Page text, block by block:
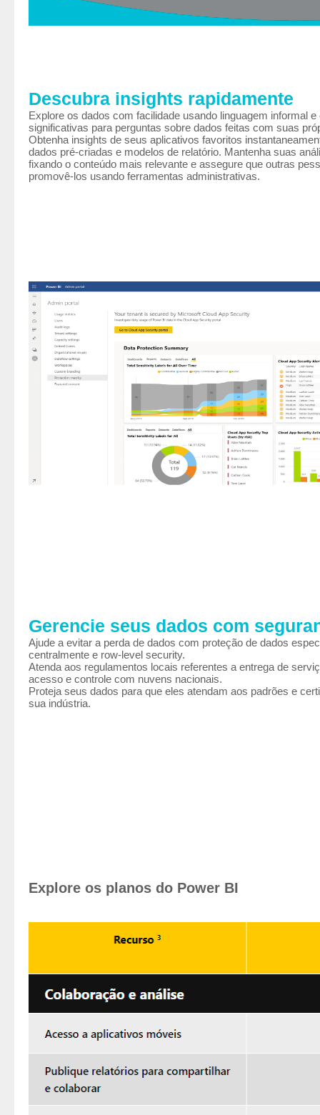
Descubra insights rapidamente
Explore os dados com facilidade usando linguagem informal
significativas para perguntas sobre dados feitas com suas
Obtenha insights de seus aplicativos favoritos
dados pré-criadas e modelos de relatório. Mantenha suas
fixando o conteúdo mais relevante e assegure que outras
promovê-los usando ferramentas administrativas.
Gerencie seus dados com
Ajude a evitar a perda de dados com proteção de dados
centralmente e row-level security.
Atenda aos regulamentos locais referentes a entrega de
acesso e controle com nuvens nacionais.
Proteja seus dados para que eles atendam aos padrões e
sua indústria.
Explore os planos do Power BI